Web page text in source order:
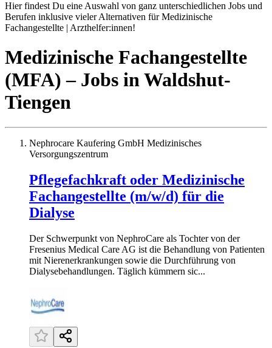
Hier findest Du eine Auswahl von ganz unterschiedlichen Jobs und
Berufen inklusive vieler Alternativen für Medizinische
Fachangestellte | Arzthelfer:innen!
Medizinische Fachangestellte
(MFA) – Jobs inWaldshut-
Tiengen
Nephrocare Kaufering GmbH Medizinisches
Versorgungszentrum
Pflegefachkraft oder Medizinische
Fachangestellte (m/w/d) für die
Dialyse
Der Schwerpunkt von NephroCare als Tochter von der
Fresenius Medical Care AG ist die Behandlung von Patienten
mit Nierenerkrankungen sowie die Durchführung von
Dialysebehandlungen. Täglich kümmern sic...